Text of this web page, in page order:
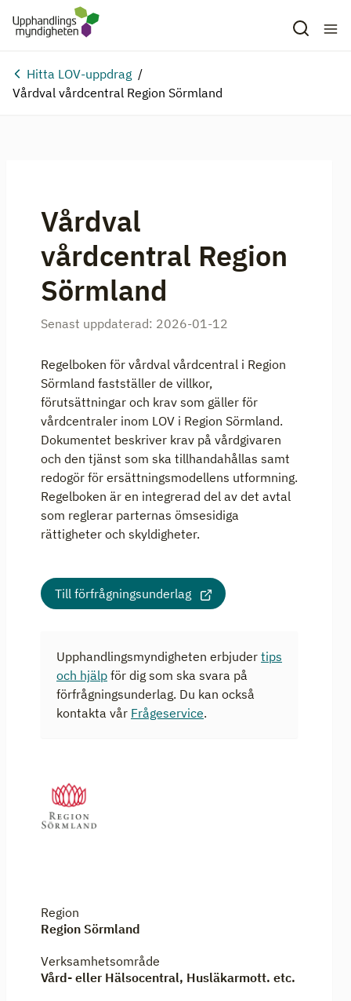
Hitta LOV-uppdrag
Vårdval vårdcentral Region Sörmland
Vårdval
vårdcentral Region
Sörmland
Senast uppdaterad: 2026-01-12
Regelboken för vårdval vårdcentral i Region
Sörmland fastställer de villkor,
förutsättningar och krav som gäller för
vårdcentraler inom LOV i Region Sörmland.
Dokumentet beskriver krav på vårdgivaren
och den tjänst som ska tillhandahållas samt
redogör för ersättningsmodellens utformning.
Regelboken är en integrerad del av det avtal
som reglerar parternas ömsesidiga
rättigheter och skyldigheter.
Till förfrågningsunderlag
Upphandlingsmyndigheten erbjuder tips
och hjälp för dig som ska svara på
förfrågningsunderlag. Du kan också
kontakta vår Frågeservice.
Region
Region Sörmland
Verksamhetsområde
Vård- eller Hälsocentral, Husläkarmott. etc.